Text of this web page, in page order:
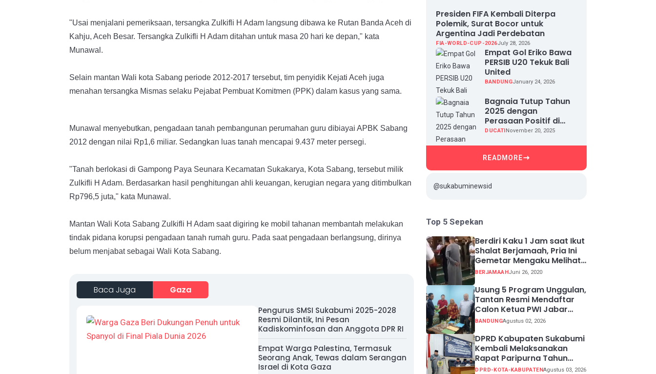
"Usai menjalani pemeriksaan, tersangka Zulkifli H Adam langsung dibawa ke Rutan Banda Aceh di
Kahju, Aceh Besar. Tersangka Zulkifli H Adam ditahan untuk masa 20 hari ke depan," kata
Munawal.
Selain mantan Wali kota Sabang periode 2012-2017 tersebut, tim penyidik Kejati Aceh juga
menahan tersangka Mismas selaku Pejabat Pembuat Komitmen (PPK) dalam kasus yang sama.
Munawal menyebutkan, pengadaan tanah pembangunan perumahan guru dibiayai APBK Sabang
2012 dengan nilai Rp1,6 miliar. Sedangkan luas tanah mencapai 9.437 meter persegi.
"Tanah berlokasi di Gampong Paya Seunara Kecamatan Sukakarya, Kota Sabang, tersebut milik
Zulkifli H Adam. Berdasarkan hasil penghitungan ahli keuangan, kerugian negara yang ditimbulkan
Rp796,5 juta," kata Munawal.
Mantan Wali Kota Sabang Zulkifli H Adam saat digiring ke mobil tahanan membantah melakukan
tindak pidana korupsi pengadaan tanah rumah guru. Pada saat pengadaan berlangsung, dirinya
belum menjabat sebagai Wali Kota Sabang.
Baca Juga Gaza
Pengurus SMSI Sukabumi 2025-2028
Resmi Dilantik, Ini Pesan
Kadiskominfosan dan Anggota DPR RI
Empat Warga Palestina, Termasuk
Seorang Anak, Tewas dalam Serangan
Israel di Kota Gaza
Presiden FIFA Kembali Diterpa
Polemik, Surat Bocor untuk
Argentina Jadi Perdebatan
FIA-WORLD-CUP-2026July 28, 2026
Empat Gol Eriko Bawa
PERSIB U20 Tekuk Bali
United
BANDUNGJanuary 24, 2026
Bagnaia Tutup Tahun
2025 dengan
Perasaan Positif di
Valencia Test
DUCATINovember 20, 2025
READMORE
@sukabuminewsid
Top 5 Sepekan
Berdiri Kaku 1 Jam saat Ikut
Shalat Berjamaah, Pria Ini
Gemetar Mengaku Melihat
Api ketika Sadar
BERJAMAAHJuni 26, 2020
Usung 5 Program Unggulan,
Tantan Resmi Mendaftar
Calon Ketua PWI Jabar
2026-2031
BANDUNGAgustus 02, 2026
DPRD Kabupaten Sukabumi
Kembali Melaksanakan
Rapat Paripurna Tahun
Sidang 2026
DPRD-KOTA-KABUPATENAgustus 03, 2026